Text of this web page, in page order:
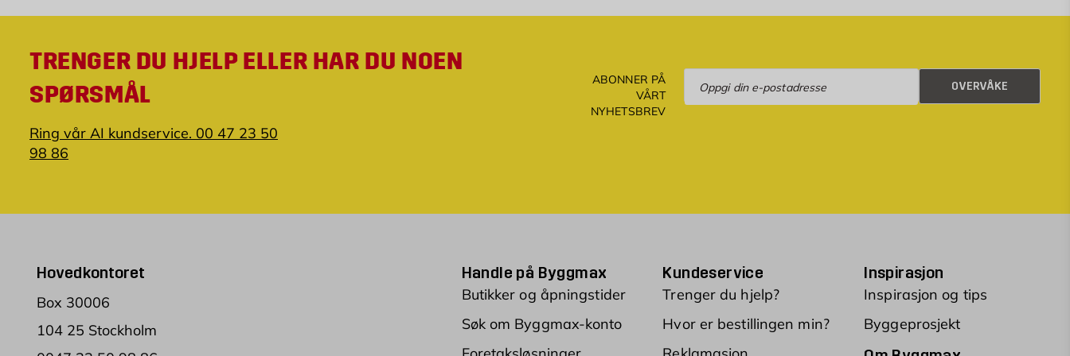
TRENGER DU HJELP ELLER HAR DU NOEN
SPØRSMÅL
Ring vår AI kundservice. 00 47 23 50
98 86
ABONNER PÅ
VÅRT
NYHETSBREV
OVERVÅKE
Hovedkontoret
Box 30006
104 25 Stockholm
Handle på Byggmax
Butikker og åpningstider
Søk om Byggmax-konto
Kundeservice
Trenger du hjelp?
Hvor er bestillingen min?
Inspirasjon
Inspirasjon og tips
Byggeprosjekt